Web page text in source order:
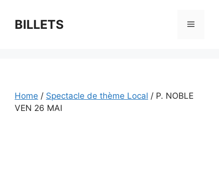
contentBILLETS Menu
Home / Spectacle de thème Local / P. NOBLE
VEN 26 MAI